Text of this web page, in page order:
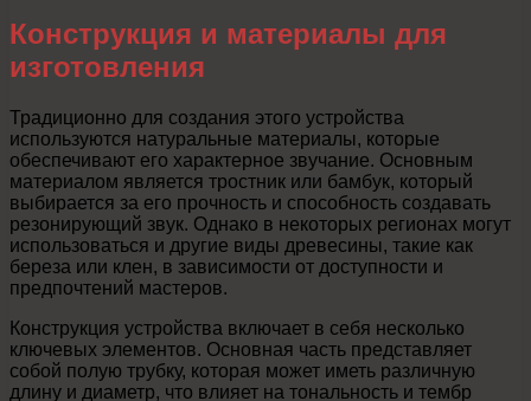
Конструкция и материалы для
изготовления
Традиционно для создания этого устройства
используются натуральные материалы, которые
обеспечивают его характерное звучание. Основным
материалом является тростник или бамбук, который
выбирается за его прочность и способность создавать
резонирующий звук. Однако в некоторых регионах могут
использоваться и другие виды древесины, такие как
береза или клен, в зависимости от доступности и
предпочтений мастеров.
Конструкция устройства включает в себя несколько
ключевых элементов. Основная часть представляет
собой полую трубку, которая может иметь различную
длину и диаметр, что влияет на тональность и тембр